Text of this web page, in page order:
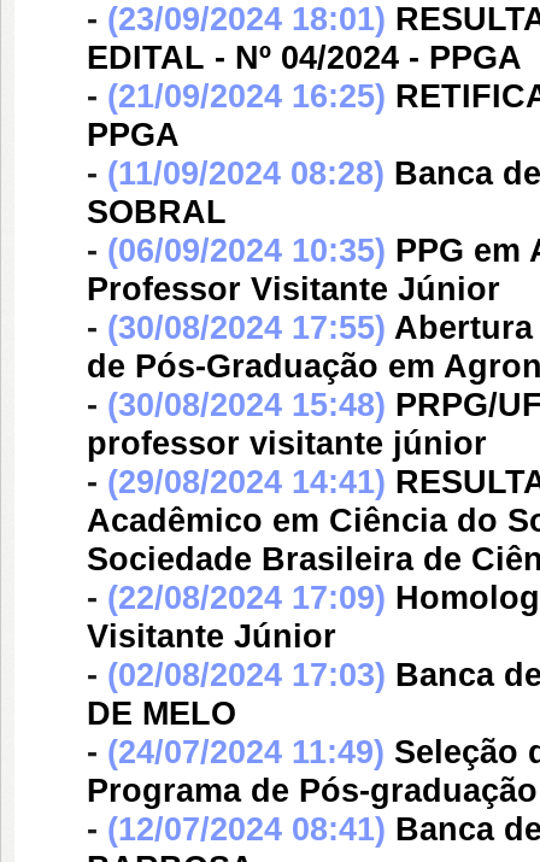
- (23/09/2024 18:01)
EDITAL - Nº 04/2024 - PPGA
- (21/09/2024 16:25)
PPGA
- (11/09/2024 08:28) Banca
SOBRAL
- (06/09/2024 10:35) PPG em
Professor Visitante Júnior
- (30/08/2024 17:55)
de Pós-Graduação em
- (30/08/2024 15:48) PRPG/
professor visitante júnior
- (29/08/2024 14:41)
Acadêmico em Ciência do
Sociedade Brasileira de
- (22/08/2024 17:09)
Visitante Júnior
- (02/08/2024 17:03) Banca
DE MELO
- (24/07/2024 11:49) Seleção
Programa de Pós-
- (12/07/2024 08:41) Banca